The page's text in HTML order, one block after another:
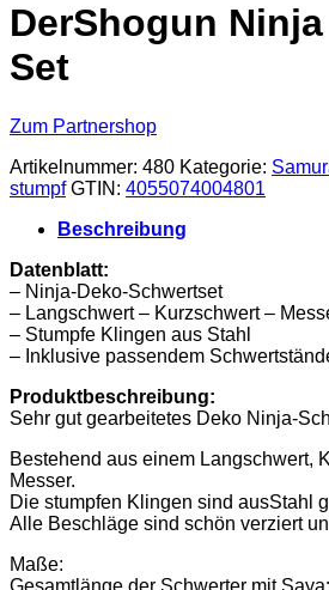
DerShogun
Set
Zum Partnershop
Artikelnummer: 480 Kategorie:
stumpf GTIN: 4055074004801
Beschreibung
Datenblatt:
– Ninja-Deko-Schwertset
– Langschwert – Kurzschwert –
– Stumpfe Klingen aus Stahl
– Inklusive passendem
Produktbeschreibung:
Sehr gut gearbeitetes Deko Ninja-
Bestehend aus einem Langschwert,
Messer.
Die stumpfen Klingen sind ausStahl
Alle Beschläge sind schön verziert
Maße:
Gesamtlänge der Schwerter mit Saya: